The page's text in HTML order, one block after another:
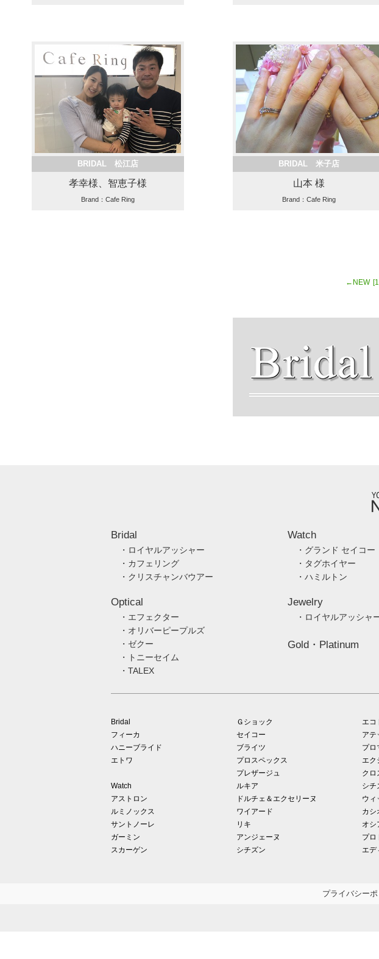
BRIDAL 松江店
孝幸様、智恵子様
Brand：Cafe Ring
BRIDAL 米子店
山本 様
Brand：Cafe Ring
←NEW
Bridal
・ロイヤルアッシャー
・カフェリング
・クリスチャンバウアー
Watch
・グランド セイコー
・タグホイヤー
・ハミルトン
Optical
・エフェクター
・オリバーピープルズ
・ゼクー
・トニーセイム
・TALEX
Jewelry
・ロイヤルアッシャ
Gold・Platinum
Bridal
フィーカ
ハニーブライド
エトワ
Watch
アストロン
ルミノックス
サントノーレ
ガーミン
スカーゲン
Ｇショック
セイコー
ブライツ
プロスペックス
プレザージュ
ルキア
ドルチェ＆エクセリーヌ
ワイアード
リキ
アンジェーヌ
シチズン
エコ
アテ
プロ
エク
クロ
シチ
ウィ
カシ
オシ
プロ
エデ
プライバシー